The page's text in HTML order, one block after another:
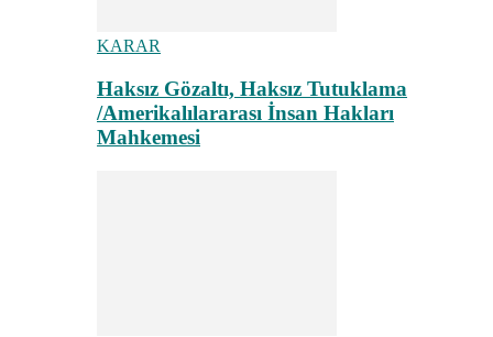
KARAR
Haksız Gözaltı, Haksız Tutuklama
/Amerikalılararası İnsan Hakları
Mahkemesi